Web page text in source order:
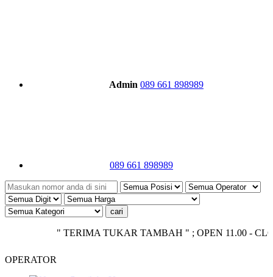
Admin 089 661 898989
089 661 898989
" TERIMA TUKAR TAMBAH " ; OPEN 11.00 - CLOSE
OPERATOR